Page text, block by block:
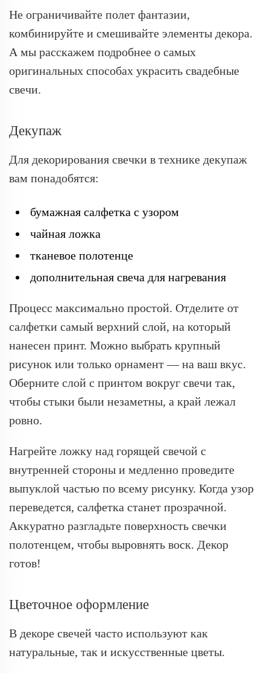
Не ограничивайте полет фантазии,
комбинируйте и смешивайте элементы декора.
А мы расскажем подробнее о самых
оригинальных способах украсить свадебные
свечи.
Декупаж
Для декорирования свечки в технике декупаж
вам понадобятся:
бумажная салфетка с узором
чайная ложка
тканевое полотенце
дополнительная свеча для нагревания
Процесс максимально простой. Отделите от
салфетки самый верхний слой, на который
нанесен принт. Можно выбрать крупный
рисунок или только орнамент — на ваш вкус.
Оберните слой с принтом вокруг свечи так,
чтобы стыки были незаметны, а край лежал
ровно.
Нагрейте ложку над горящей свечой с
внутренней стороны и медленно проведите
выпуклой частью по всему рисунку. Когда узор
переведется, салфетка станет прозрачной.
Аккуратно разгладьте поверхность свечки
полотенцем, чтобы выровнять воск. Декор
готов!
Цветочное оформление
В декоре свечей часто используют как
натуральные, так и искусственные цветы.